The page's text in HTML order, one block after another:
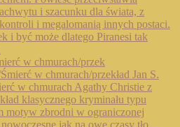
w chmurach/przek